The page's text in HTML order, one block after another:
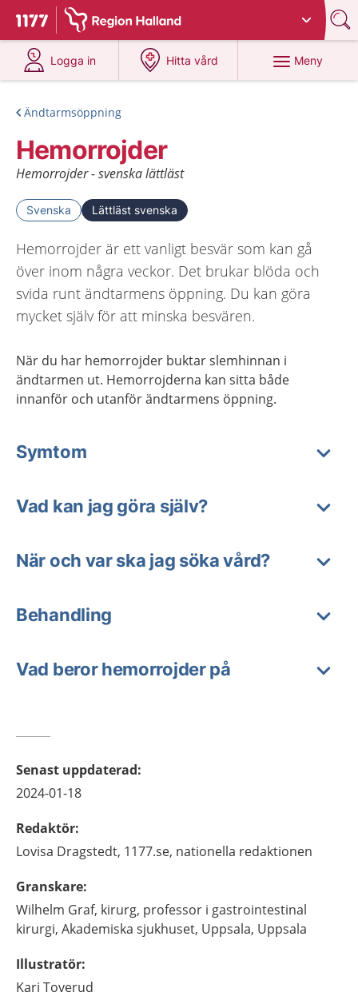
Till startsidan för 1177
Du har valt region Halland
Logga in
på 1177.se
Hitta vård
på 1177.se
Meny
Ändtarmsöppning
Hemorrojder
Hemorrojder - svenska lättläst
Svenska Lättläst svenska
Hemorrojder är ett vanligt besvär som kan gå
över inom några veckor. Det brukar blöda och
svida runt ändtarmens öppning. Du kan göra
mycket själv för att minska besvären.
När du har hemorrojder buktar slemhinnan i
ändtarmen ut. Hemorrojderna kan sitta både
innanför och utanför ändtarmens öppning.
Symtom
Vad kan jag göra själv?
När och var ska jag söka vård?
Behandling
Vad beror hemorrojder på
Senast uppdaterad:
2024-01-18
Redaktör:
Lovisa Dragstedt, 1177.se, nationella redaktionen
Granskare:
Wilhelm Graf, kirurg, professor i gastrointestinal
kirurgi, Akademiska sjukhuset, Uppsala, Uppsala
Illustratör:
Kari Toverud